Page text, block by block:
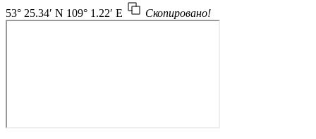
53° 25.34′ N 109° 1.22′ E Скопировано!